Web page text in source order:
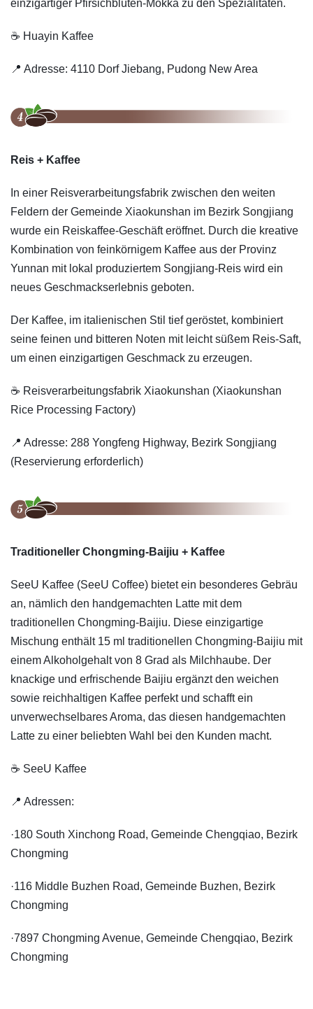
einzigartiger Pfirsichblüten-Mokka zu den Spezialitäten.
☕️ Huayin Kaffee
📍 Adresse: 4110 Dorf Jiebang, Pudong New Area
Reis + Kaffee
In einer Reisverarbeitungsfabrik zwischen den weiten
Feldern der Gemeinde Xiaokunshan im Bezirk Songjiang
wurde ein Reiskaffee-Geschäft eröffnet. Durch die kreative
Kombination von feinkörnigem Kaffee aus der Provinz
Yunnan mit lokal produziertem Songjiang-Reis wird ein
neues Geschmackserlebnis geboten.
Der Kaffee, im italienischen Stil tief geröstet, kombiniert
seine feinen und bitteren Noten mit leicht süßem Reis-Saft,
um einen einzigartigen Geschmack zu erzeugen.
☕️ Reisverarbeitungsfabrik Xiaokunshan (Xiaokunshan
Rice Processing Factory)
📍 Adresse: 288 Yongfeng Highway, Bezirk Songjiang
(Reservierung erforderlich)
Traditioneller Chongming-Baijiu + Kaffee
SeeU Kaffee (SeeU Coffee) bietet ein besonderes Gebräu
an, nämlich den handgemachten Latte mit dem
traditionellen Chongming-Baijiu. Diese einzigartige
Mischung enthält 15 ml traditionellen Chongming-Baijiu mit
einem Alkoholgehalt von 8 Grad als Milchhaube. Der
knackige und erfrischende Baijiu ergänzt den weichen
sowie reichhaltigen Kaffee perfekt und schafft ein
unverwechselbares Aroma, das diesen handgemachten
Latte zu einer beliebten Wahl bei den Kunden macht.
☕️ SeeU Kaffee
📍 Adressen:
·180 South Xinchong Road, Gemeinde Chengqiao, Bezirk
Chongming
·116 Middle Buzhen Road, Gemeinde Buzhen, Bezirk
Chongming
·7897 Chongming Avenue, Gemeinde Chengqiao, Bezirk
Chongming